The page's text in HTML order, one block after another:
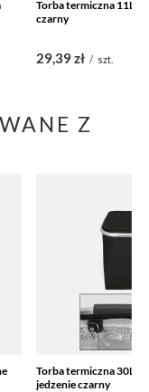
Torba termiczna 11L
czarny
29,39 zł / szt.
Z
Torba termiczna 30L
jedzenie czarny